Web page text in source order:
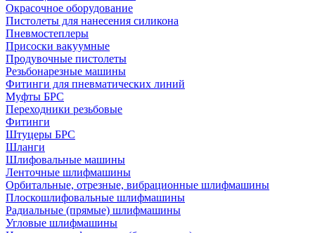
Окрасочное оборудование
Пистолеты для нанесения силикона
Пневмостеплеры
Присоски вакуумные
Продувочные пистолеты
Резьбонарезные машины
Фитинги для пневматических линий
Муфты БРС
Переходники резьбовые
Фитинги
Штуцеры БРС
Шланги
Шлифовальные машины
Ленточные шлифмашины
Орбитальные, отрезные, вибрационные шлифмашины
Плоскошлифовальные шлифмашины
Радиальные (прямые) шлифмашины
Угловые шлифмашины